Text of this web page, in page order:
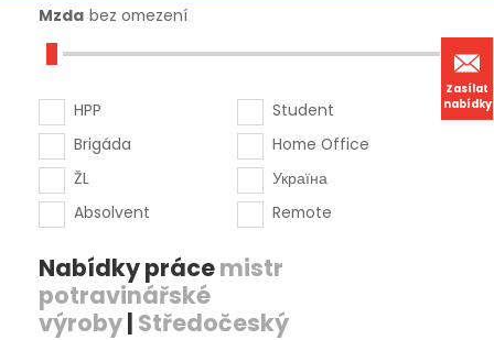
Zasílat
nabídky
Mzda bez omezení
HPP
Brigáda
ŽL
Absolvent
Student
Home Office
Україна
Remote
Nabídky prácemistr
potravinářské
výroby| Středočeský